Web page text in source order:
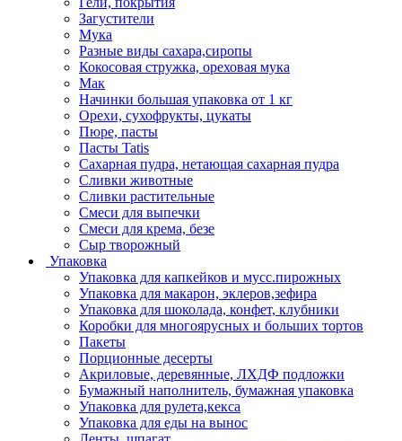
Загустители
Мука
Разные виды сахара,сиропы
Кокосовая стружка, ореховая мука
Мак
Начинки большая упаковка от 1 кг
Орехи, сухофрукты, цукаты
Пюре, пасты
Пасты Tatis
Сахарная пудра, нетающая сахарная пудра
Сливки животные
Сливки растительные
Смеси для выпечки
Смеси для крема, безе
Сыр творожный
Упаковка
Упаковка для капкейков и мусс.пирожных
Упаковка для макарон, эклеров,зефира
Упаковка для шоколада, конфет, клубники
Коробки для многоярусных и больших тортов
Пакеты
Порционные десерты
Акриловые, деревянные, ЛХДФ подложки
Бумажный наполнитель, бумажная упаковка
Упаковка для рулета,кекса
Упаковка для еды на вынос